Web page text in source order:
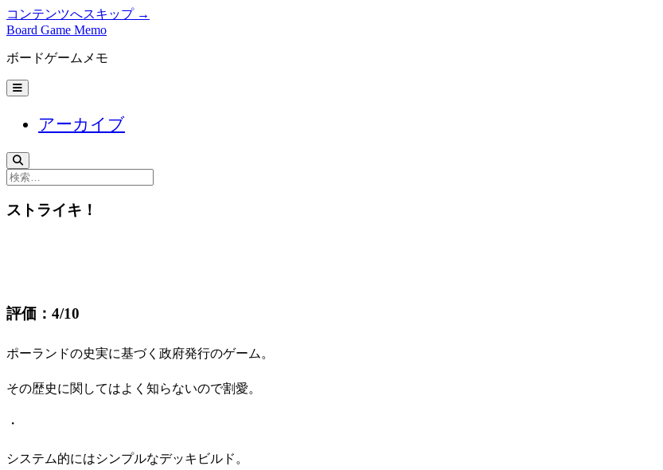
コンテンツへスキップ →
Board Game Memo
ボードゲームメモ
メ
開
く
アーカイブ
検
ストライキ！
評価：4/10
ポーランドの史実に基づく政府発行のゲーム。
その歴史に関してはよく知らないので割愛。
・
システム的にはシンプルなデッキビルド。